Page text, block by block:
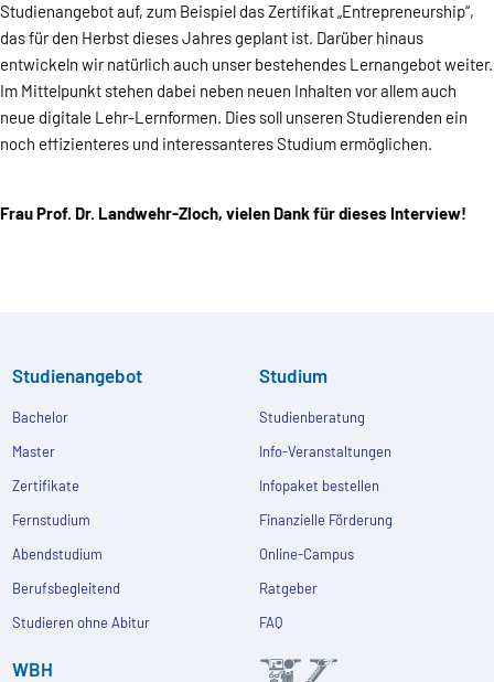
Studienangebot auf, zum Beispiel das Zertifikat „Entrepreneurship“,
das für den Herbst dieses Jahres geplant ist. Darüber hinaus
entwickeln wir natürlich auch unser bestehendes Lernangebot weiter.
Im Mittelpunkt stehen dabei neben neuen Inhalten vor allem auch
neue digitale Lehr-Lernformen. Dies soll unseren Studierenden ein
noch effizienteres und interessanteres Studium ermöglichen.
Frau Prof. Dr. Landwehr-Zloch, vielen Dank für dieses Interview!
Studienangebot
Bachelor
Master
Zertifikate
Fernstudium
Abendstudium
Berufsbegleitend
Studieren ohne Abitur
Studium
Studienberatung
Info-Veranstaltungen
Infopaket bestellen
Finanzielle Förderung
Online-Campus
Ratgeber
FAQ
WBH